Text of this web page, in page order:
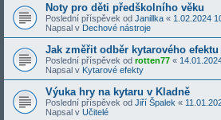
Noty pro děti předškolního věku
Poslední příspěvek od Janillka « 1.02.2024
Napsal v Dechové nástroje
Jak změřit odběr kytarového efektu
Poslední příspěvek od rotten77 «
Napsal v Kytarové efekty
Výuka hry na kytaru v Kladně
Poslední příspěvek od Jiří Špalek «
Napsal v Učitelé